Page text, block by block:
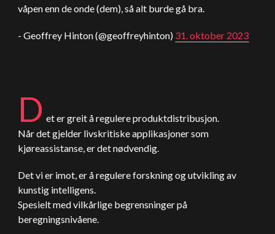
våpen enn de onde (dem), så alt burde gå bra.
- Geoffrey Hinton (@geoffreyhinton) 31. oktober 2023
D et er greit å regulere produktdistribusjon.
Når det gjelder livskritiske applikasjoner som
kjøreassistanse, er det nødvendig.
Det vi er imot, er å regulere forskning og utvikling av
kunstig intelligens.
Spesielt med vilkårlige begrensninger på
beregningsnivåene.